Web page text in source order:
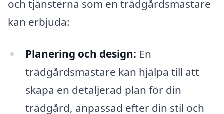
och tjänsterna som en trädgårdsmästare
kan erbjuda:
Planering och design: En
trädgårdsmästare kan hjälpa till att
skapa en detaljerad plan för din
trädgård, anpassad efter din stil och